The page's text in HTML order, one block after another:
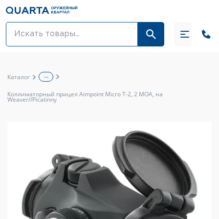
Оптовикам
Средства для ухода за оружием
Тюнинг оружия и ЗИП
Обувь
Каталог ...
Коллиматорный прицел Aimpoint Micro T-2, 2 МОА, на
Weaver//Picatinny